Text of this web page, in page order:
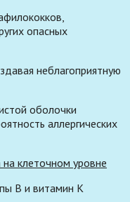
опасных
неблагоприятную
оболочки
аллергических
клеточном уровне
B и витамин K